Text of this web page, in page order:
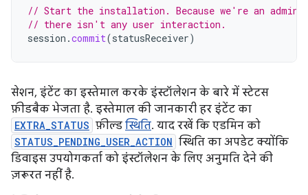
// Start the installation. Because we're an admin
// there isn't any user interaction.
session .commit(statusReceiver)
सेशन, इंटेंट का इस्तेमाल करके इंस्टॉलेशन के बारे में स्टेटस
फ़ीडबैक भेजता है. इस्तेमाल की जानकारी हर इंटेंट का
EXTRA_STATUS फ़ील्ड स्थिति. याद रखें कि एडमिन को
STATUS_PENDING_USER_ACTION स्थिति का अपडेट क्योंकि
डिवाइस उपयोगकर्ता को इंस्टॉलेशन के लिए अनुमति देने की
ज़रूरत नहीं है.